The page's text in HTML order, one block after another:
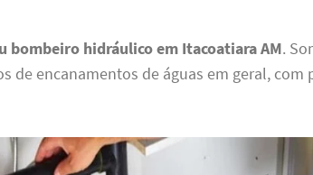
bombeiro hidráulico em Itacoatiara AM.
de encanamentos de águas em geral, com